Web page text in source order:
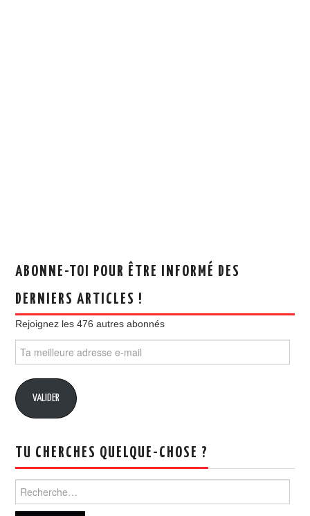
ABONNE-TOI POUR ÊTRE INFORMÉ DES
DERNIERS ARTICLES !
Rejoignez les 476 autres abonnés
Ta
meilleure
e-
mail VALIDER
TU CHERCHES QUELQUE-CHOSE ?